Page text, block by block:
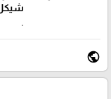
شيكل ,
.
public